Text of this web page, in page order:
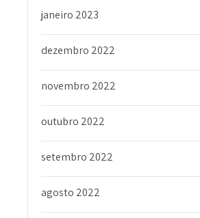
janeiro 2023
dezembro 2022
novembro 2022
outubro 2022
setembro 2022
agosto 2022